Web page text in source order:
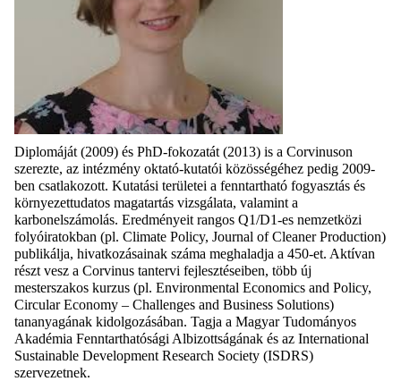
Diplomáját (2009) és PhD-fokozatát (2013) is a Corvinuson
szerezte, az intézmény oktató-kutatói közösségéhez pedig 2009-
ben csatlakozott. Kutatási területei a fenntartható fogyasztás és
környezettudatos magatartás vizsgálata, valamint a
karbonelszámolás. Eredményeit rangos Q1/D1-es nemzetközi
folyóiratokban (pl. Climate Policy, Journal of Cleaner Production)
publikálja, hivatkozásainak száma meghaladja a 450-et. Aktívan
részt vesz a Corvinus tantervi fejlesztéseiben, több új
mesterszakos kurzus (pl. Environmental Economics and Policy,
Circular Economy – Challenges and Business Solutions)
tananyagának kidolgozásában. Tagja a Magyar Tudományos
Akadémia Fenntarthatósági Albizottságának és az International
Sustainable Development Research Society (ISDRS)
szervezetnek.